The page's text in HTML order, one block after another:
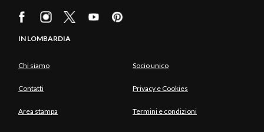
IN LOMBARDIA
Chi siamo Socio unico
Contatti Privacy e Cookies
Area stampa Termini e condizioni